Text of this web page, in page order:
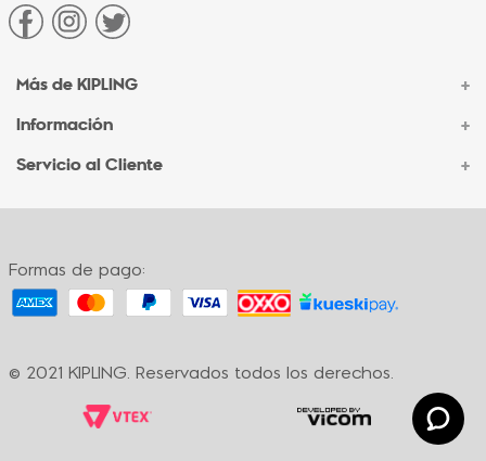
Más de KIPLING +
Acerca de Kipling
Sucursales
Información +
Contacto Corporativo
Formas de pago
Servicio al Cliente +
Contacto
Políticas de cambio
Términos y condiciones
Formas de pago:
© 2021 KIPLING. Reservados todos los derechos.